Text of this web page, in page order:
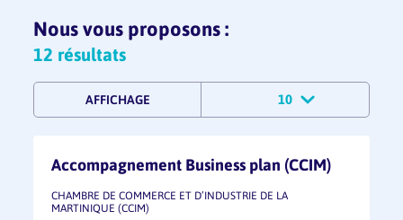
Nous vous proposons :
12 résultats
AFFICHAGE 10
Accompagnement Business plan (CCIM)
CHAMBRE DE COMMERCE ET D’INDUSTRIE DE LA
MARTINIQUE (CCIM)